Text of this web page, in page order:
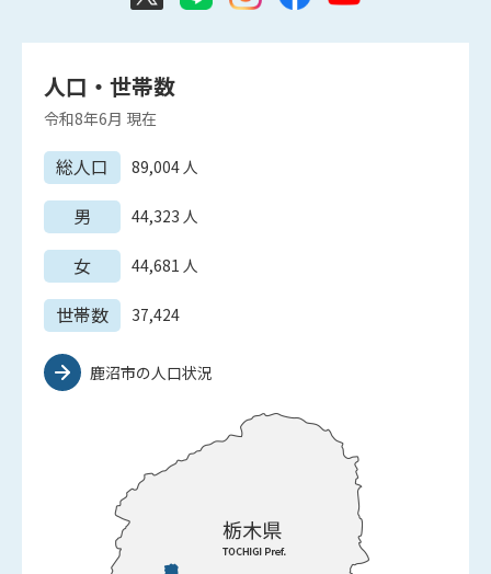
人口・世帯数
令和8年6月 現在
総人口 89,004 人
男 44,323 人
女 44,681 人
世帯数 37,424
鹿沼市の人口状況